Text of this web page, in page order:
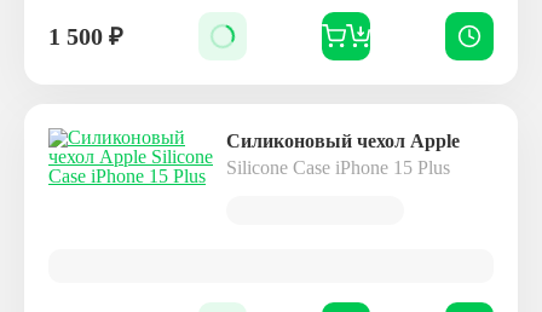
1 500 ₽
Силиконовый чехол Apple
Silicone Case iPhone 15 Plus